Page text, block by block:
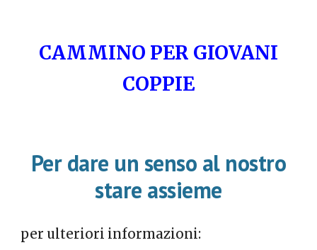
CAMMINO PER GIOVANI
COPPIE
Per dare un senso al nostro
stare assieme
per ulteriori informazioni: